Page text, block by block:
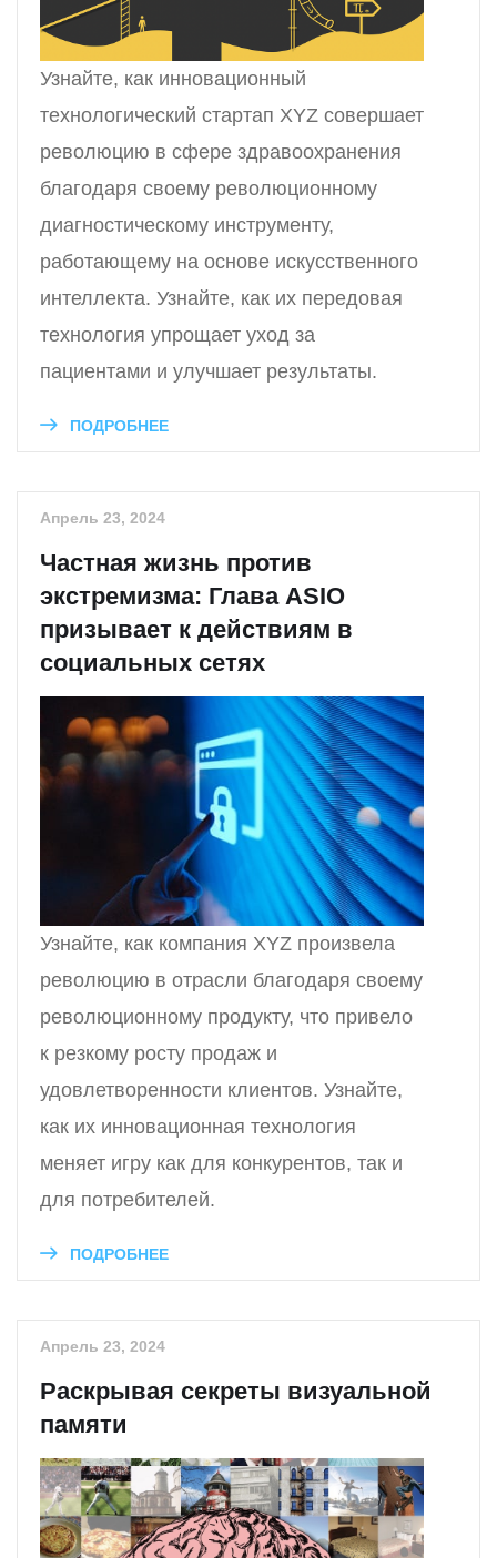
Узнайте, как инновационный
технологический стартап XYZ совершает
революцию в сфере здравоохранения
благодаря своему революционному
диагностическому инструменту,
работающему на основе искусственного
интеллекта. Узнайте, как их передовая
технология упрощает уход за
пациентами и улучшает результаты.
ПОДРОБНЕЕ
Апрель 23, 2024
Частная жизнь против
экстремизма: Глава ASIO
призывает к действиям в
социальных сетях
Узнайте, как компания XYZ произвела
революцию в отрасли благодаря своему
революционному продукту, что привело
к резкому росту продаж и
удовлетворенности клиентов. Узнайте,
как их инновационная технология
меняет игру как для конкурентов, так и
для потребителей.
ПОДРОБНЕЕ
Апрель 23, 2024
Раскрывая секреты визуальной
памяти